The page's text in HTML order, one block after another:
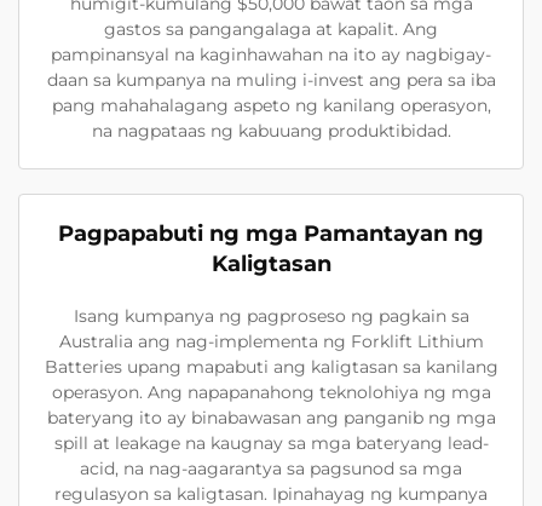
gastos sa pangangalaga at kapalit. Ang
pampinansyal na kaginhawahan na ito ay nagbigay-
daan sa kumpanya na muling i-invest ang pera sa iba
pang mahahalagang aspeto ng kanilang operasyon,
na nagpataas ng kabuuang produktibidad.
Pagpapabuti ng mga Pamantayan ng
Kaligtasan
Isang kumpanya ng pagproseso ng pagkain sa
Australia ang nag-implementa ng Forklift Lithium
Batteries upang mapabuti ang kaligtasan sa kanilang
operasyon. Ang napapanahong teknolohiya ng mga
bateryang ito ay binabawasan ang panganib ng mga
spill at leakage na kaugnay sa mga bateryang lead-
acid, na nag-aagarantya sa pagsunod sa mga
regulasyon sa kaligtasan. Ipinahayag ng kumpanya